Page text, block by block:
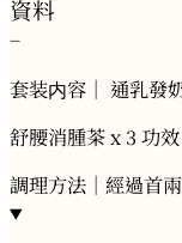
資料
−
套装内容｜ 通乳發
舒腰消腫茶 x 3 功
調理方法｜經過首